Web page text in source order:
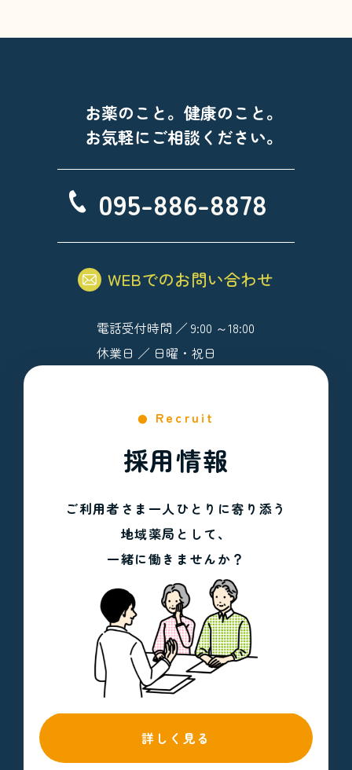
お薬のこと。健康のこと。
お気軽にご相談ください。
095-886-8878
WEBでのお問い合わせ
電話受付時間 ／ 9:00 ～18:00
休業日 ／ 日曜・祝日
Recruit
採用情報
ご利用者さま一人ひとりに寄り添う
地域薬局として、
一緒に働きませんか？
詳しく見る